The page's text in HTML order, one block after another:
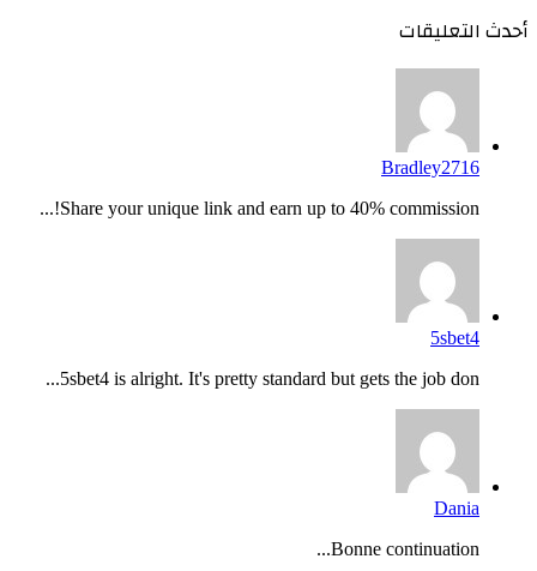
أحدث التعليقات
Bradley2716
Share your unique link and earn up to 40% commission!...
5sbet4
5sbet4 is alright. It's pretty standard but gets the job don...
Dania
Bonne continuation...